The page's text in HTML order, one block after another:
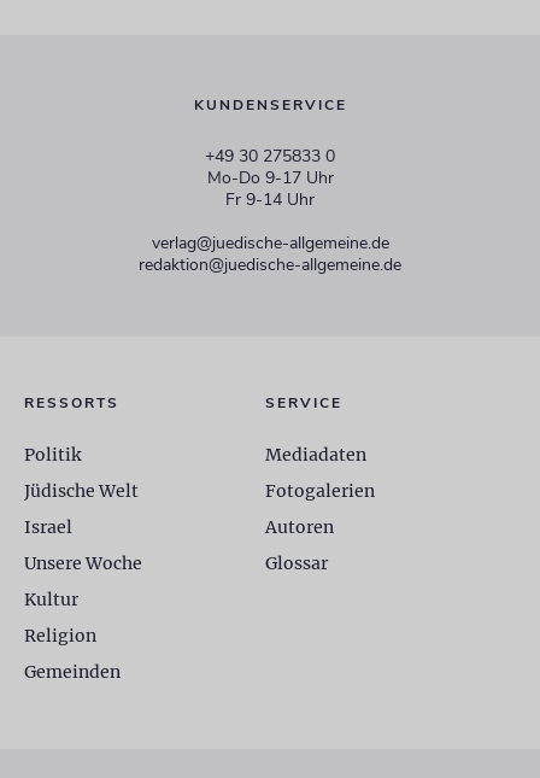
KUNDENSERVICE
+49 30 275833 0
Mo-Do 9-17 Uhr
Fr 9-14 Uhr
verlag@juedische-allgemeine.de
redaktion@juedische-allgemeine.de
RESSORTS
Politik
Jüdische Welt
Israel
Unsere Woche
Kultur
Religion
Gemeinden
SERVICE
Mediadaten
Fotogalerien
Autoren
Glossar